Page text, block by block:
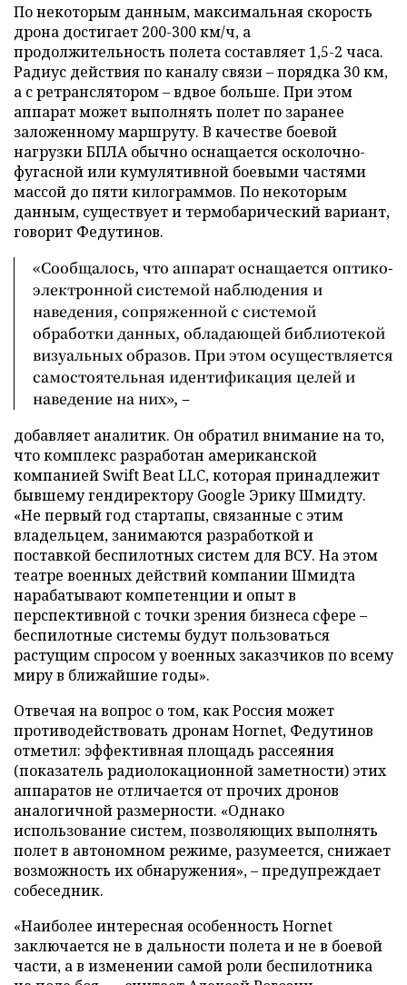
По некоторым данным, максимальная скорость
дрона достигает 200-300 км/ч, а
продолжительность полета составляет 1,5-2 часа.
Радиус действия по каналу связи – порядка 30 км,
а с ретранслятором – вдвое больше. При этом
аппарат может выполнять полет по заранее
заложенному маршруту. В качестве боевой
нагрузки БПЛА обычно оснащается осколочно-
фугасной или кумулятивной боевыми частями
массой до пяти килограммов. По некоторым
данным, существует и термобарический вариант,
говорит Федутинов.
«Сообщалось, что аппарат оснащается оптико-
электронной системой наблюдения и
наведения, сопряженной с системой
обработки данных, обладающей библиотекой
визуальных образов. При этом осуществляется
самостоятельная идентификация целей и
наведение на них», –
добавляет аналитик. Он обратил внимание на то,
что комплекс разработан американской
компанией Swift Beat LLC, которая принадлежит
бывшему гендиректору Google Эрику Шмидту.
«Не первый год стартапы, связанные с этим
владельцем, занимаются разработкой и
поставкой беспилотных систем для ВСУ. На этом
театре военных действий компании Шмидта
нарабатывают компетенции и опыт в
перспективной с точки зрения бизнеса сфере –
беспилотные системы будут пользоваться
растущим спросом у военных заказчиков по всему
миру в ближайшие годы».
Отвечая на вопрос о том, как Россия может
противодействовать дронам Hornet, Федутинов
отметил: эффективная площадь рассеяния
(показатель радиолокационной заметности) этих
аппаратов не отличается от прочих дронов
аналогичной размерности. «Однако
использование систем, позволяющих выполнять
полет в автономном режиме, разумеется, снижает
возможность их обнаружения», – предупреждает
собеседник.
«Наиболее интересная особенность Hornet
заключается не в дальности полета и не в боевой
части, а в изменении самой роли беспилотника